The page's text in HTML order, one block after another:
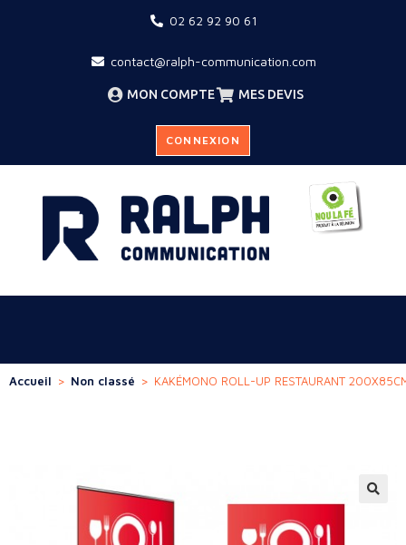
02 62 92 90 61
contact@ralph-communication.com
MON COMPTE MES DEVIS
CONNEXION
Accueil > Non classé > KAKÉMONO ROLL-UP RESTAURANT